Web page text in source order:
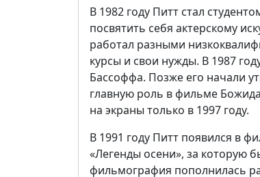
В 1982 году Питт стал
посвятить себя актерскому
работал разными
курсы и свои нужды. В 1987
Бассоффа. Позже его начали
главную роль в фильме
на экраны только в 1997 году.
В 1991 году Питт появился в
«Легенды осени», за которую
фильмография пополнилась